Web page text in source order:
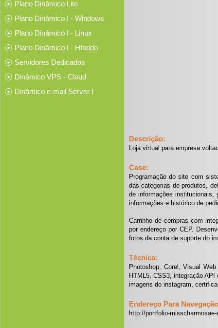
Plano Dinâmico Lite
Plano Dinâmico I - Windows
Plano Dinâmico I - Linux
Plano Dinâmico I - Híbrido
Servidores Dedicados
Dinâmico VPS - Cloud
Dinâmico e-mail Server I
Descrição:
Loja virtual para empresa
Case:
Programação do site com
das categorias de produtos,
de informações institucionais,
informações e histórico de
Carrinho de compras com
por endereço por CEP.
fotos da conta de suporte do
Técnica:
Photoshop, Corel, Visual
HTML5, CSS3, integração
imagens do instagram,
Endereço Para
http://portfolio-